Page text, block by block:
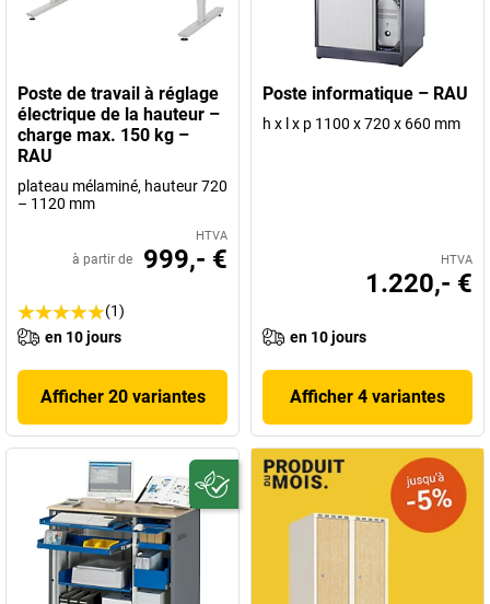
Poste de travail à réglage
électrique de la hauteur –
charge max. 150 kg –
RAU
plateau mélaminé, hauteur 720
– 1120 mm
HTVA
à partir de 999,- €
(1)
en 10 jours
Afficher 20 variantes
Poste informatique – RAU
h x l x p 1100 x 720 x 660 mm
HTVA
1.220,- €
en 10 jours
Afficher 4 variantes